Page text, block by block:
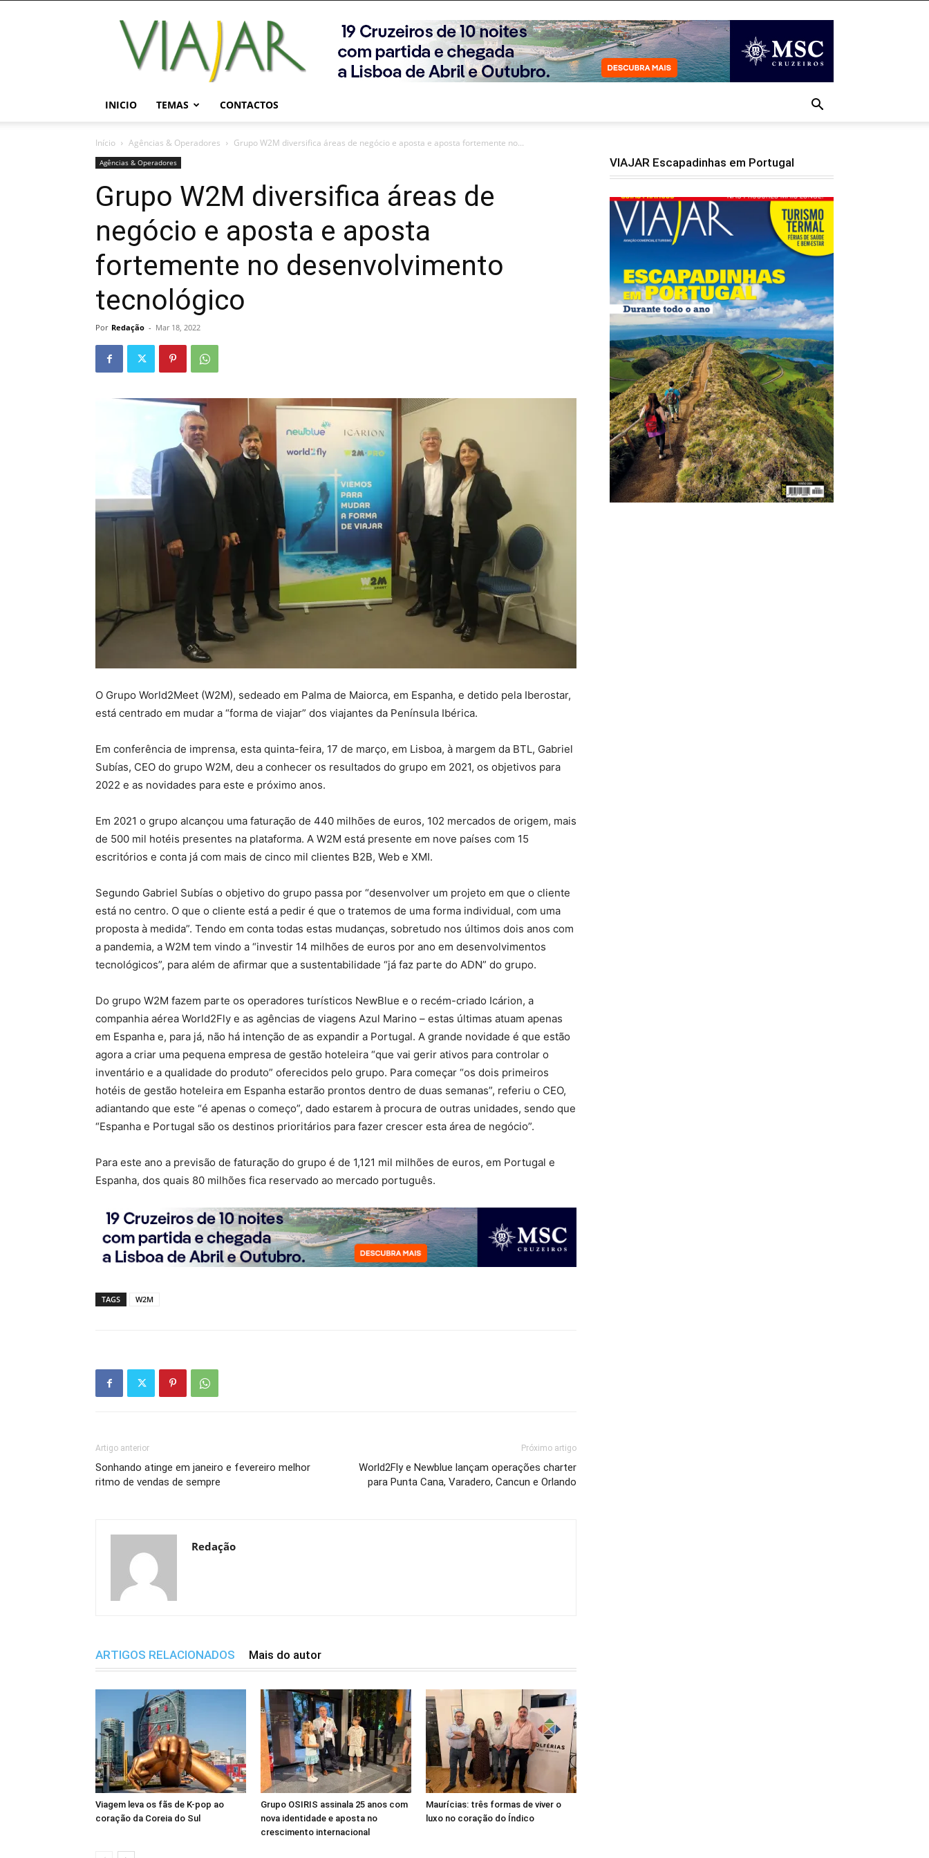
Viajar
Magazine
Online
INICIO TEMAS CONTACTOS
Início Agências & Operadores Grupo W2M diversifica áreas de negócio e aposta e aposta fortemente no...
Agências & Operadores
Grupo W2M diversifica áreas de
negócio e aposta e aposta
fortemente no desenvolvimento
tecnológico
Por Redação - Mar 18, 2022
O Grupo World2Meet (W2M), sedeado em Palma de Maiorca, em Espanha, e detido pela Iberostar,
está centrado em mudar a “forma de viajar” dos viajantes da Península Ibérica.
Em conferência de imprensa, esta quinta-feira, 17 de março, em Lisboa, à margem da BTL, Gabriel
Subías, CEO do grupo W2M, deu a conhecer os resultados do grupo em 2021, os objetivos para
2022 e as novidades para este e próximo anos.
Em 2021 o grupo alcançou uma faturação de 440 milhões de euros, 102 mercados de origem, mais
de 500 mil hotéis presentes na plataforma. A W2M está presente em nove países com 15
escritórios e conta já com mais de cinco mil clientes B2B, Web e XMI.
Segundo Gabriel Subías o objetivo do grupo passa por “desenvolver um projeto em que o cliente
está no centro. O que o cliente está a pedir é que o tratemos de uma forma individual, com uma
proposta à medida”. Tendo em conta todas estas mudanças, sobretudo nos últimos dois anos com
a pandemia, a W2M tem vindo a “investir 14 milhões de euros por ano em desenvolvimentos
tecnológicos”, para além de afirmar que a sustentabilidade “já faz parte do ADN” do grupo.
Do grupo W2M fazem parte os operadores turísticos NewBlue e o recém-criado Icárion, a
companhia aérea World2Fly e as agências de viagens Azul Marino – estas últimas atuam apenas
em Espanha e, para já, não há intenção de as expandir a Portugal. A grande novidade é que estão
agora a criar uma pequena empresa de gestão hoteleira “que vai gerir ativos para controlar o
inventário e a qualidade do produto” oferecidos pelo grupo. Para começar “os dois primeiros
hotéis de gestão hoteleira em Espanha estarão prontos dentro de duas semanas”, referiu o CEO,
adiantando que este “é apenas o começo”, dado estarem à procura de outras unidades, sendo que
“Espanha e Portugal são os destinos prioritários para fazer crescer esta área de negócio”.
Para este ano a previsão de faturação do grupo é de 1,121 mil milhões de euros, em Portugal e
Espanha, dos quais 80 milhões fica reservado ao mercado português.
TAGS W2M
Artigo anterior
Sonhando atinge em janeiro e fevereiro melhor
ritmo de vendas de sempre
Próximo artigo
World2Fly e Newblue lançam operações charter
para Punta Cana, Varadero, Cancun e Orlando
Redação
ARTIGOS RELACIONADOS Mais do autor
Viagem leva os fãs de K-pop ao
coração da Coreia do Sul
Grupo OSIRIS assinala 25 anos com
nova identidade e aposta no
crescimento internacional
Maurícias: três formas de viver o
luxo no coração do Índico
VIAJAR Escapadinhas em Portugal